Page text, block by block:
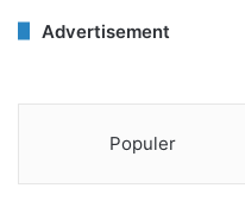
Advertisement
Populer